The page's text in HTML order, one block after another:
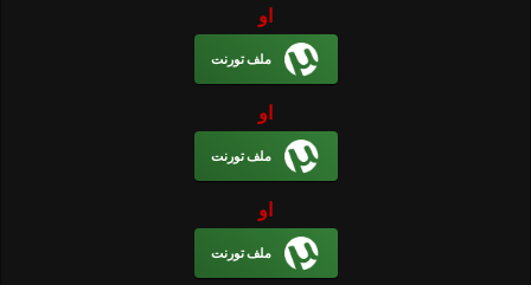
او
ملف تورنت
او
ملف تورنت
او
ملف تورنت